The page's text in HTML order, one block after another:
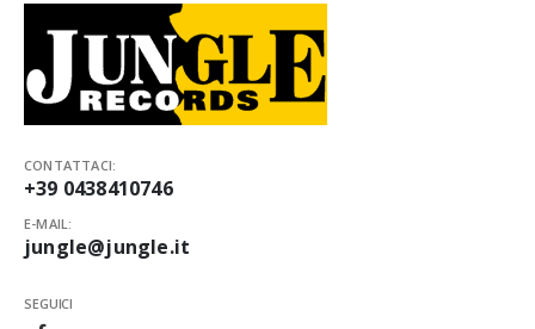
CONTATTACI:
+39 0438410746
E-MAIL:
jungle@jungle.it
SEGUICI